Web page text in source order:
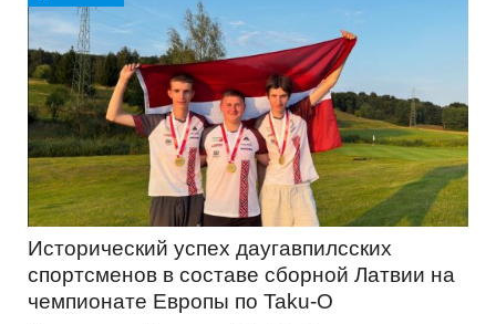
Исторический успех даугавпилсских
спортсменов в составе сборной Латвии на
чемпионате Европы по Taku-O